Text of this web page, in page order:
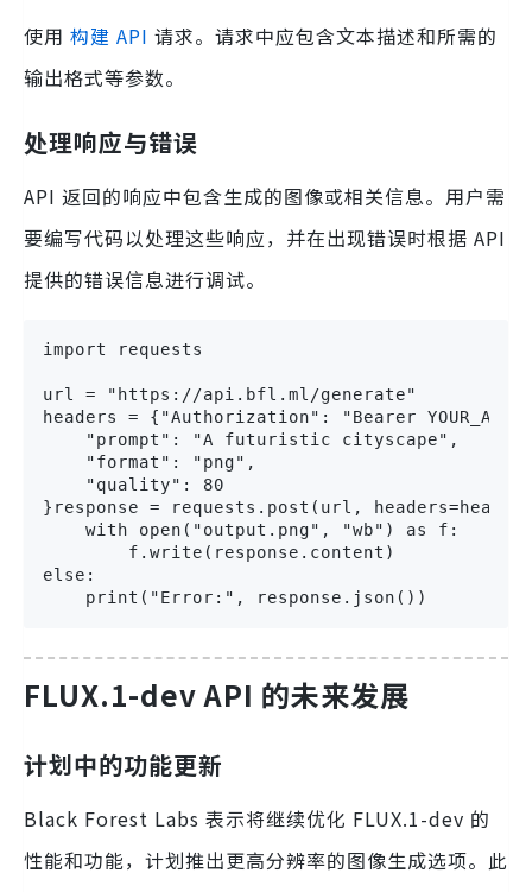
使用 构建 API 请求。请求中应包含文本描述和所需的
输出格式等参数。
处理响应与错误
API 返回的响应中包含生成的图像或相关信息。用户需
要编写代码以处理这些响应，并在出现错误时根据 API
提供的错误信息进行调试。
import requests
url = "https://api.bfl.ml/generate"
headers = {"Authorization": "Bearer
    "prompt": "A futuristic cityscape",
    "format": "png",
    "quality": 80
}response = requests.post(url,
    with open("output.png", "wb") as f:
        f.write(response.content)
else:
    print("Error:", response.json())
FLUX.1-dev API 的未来发展
计划中的功能更新
Black Forest Labs 表示将继续优化 FLUX.1-dev 的
性能和功能，计划推出更高分辨率的图像生成选项。此